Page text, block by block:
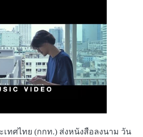
ทศไทย (กกท.) ส่งหนังสือลงนาม วัน